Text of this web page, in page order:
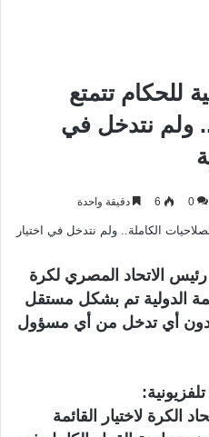
للحكام تتمتع
ولم نتدخل في
0
6 دقيقة واحدة
الاتحاد المصري لكرة
الدولية تم بشكل مستقل
دون أي تدخل من أي مسؤول
لاختيار القائمة